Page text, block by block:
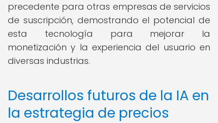
precedente para otras empresas de servicios
de suscripción, demostrando el potencial de
esta tecnología para mejorar la
monetización y la experiencia del usuario en
diversas industrias.
Desarrollos futuros de la IA en
la estrategia de precios